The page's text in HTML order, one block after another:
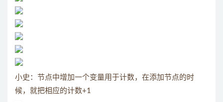
小史：节点中增加一个变量用于计数，在添加节点的时
候，就把相应的计数+1